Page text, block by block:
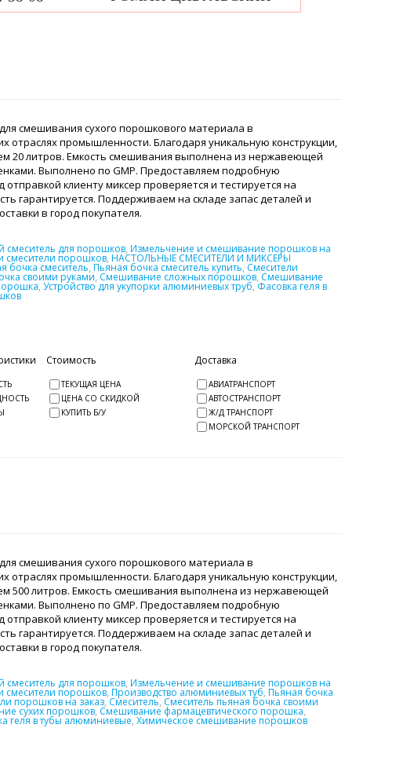
смешивания сухого порошкового материала в
отраслях промышленности. Благодаря уникальную конструкции,
20 литров. Емкость смешивания выполнена из нержавеющей
Выполнено по GMP. Предоставляем подробную
клиенту миксер проверяется и тестируется на
гарантируется. Поддерживаем на складе запас деталей и
в город покупателя.
смеситель для порошков, Измельчение и смешивание порошков на
смесители порошков, НАСТОЛЬНЫЕ СМЕСИТЕЛИ И МИКСЕРЫ
бочка смеситель, Пьяная бочка смеситель купить, Смесители
своими руками, Смешивание сложных порошков, Смешивание
, Устройство для укупорки алюминиевых труб,Фасовка геля в
Стоимость
ТЕКУЩАЯ ЦЕНА
ЦЕНА СО СКИДКОЙ
КУПИТЬ Б/У
Доставка
АВИАТРАНСПОРТ
АВТОСТРАНСПОРТ
Ж/Д ТРАНСПОРТ
МОРСКОЙ ТРАНСПОРТ
смешивания сухого порошкового материала в
отраслях промышленности. Благодаря уникальную конструкции,
500 литров. Емкость смешивания выполнена из нержавеющей
Выполнено по GMP. Предоставляем подробную
клиенту миксер проверяется и тестируется на
гарантируется. Поддерживаем на складе запас деталей и
в город покупателя.
смеситель для порошков, Измельчение и смешивание порошков на
смесители порошков, Производство алюминиевых туб, Пьяная бочка
порошков на заказ,Смеситель, Смеситель пьяная бочка своими
сухих порошков, Смешивание фармацевтического порошка,
геля в тубы алюминиевые, Химическое смешивание порошков